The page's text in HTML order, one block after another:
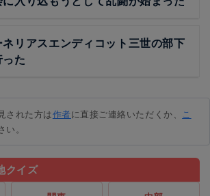
リアスエンディコット三世の部下
た
された方は作者に直接ご連絡いただくか、 こ
。
クイズ